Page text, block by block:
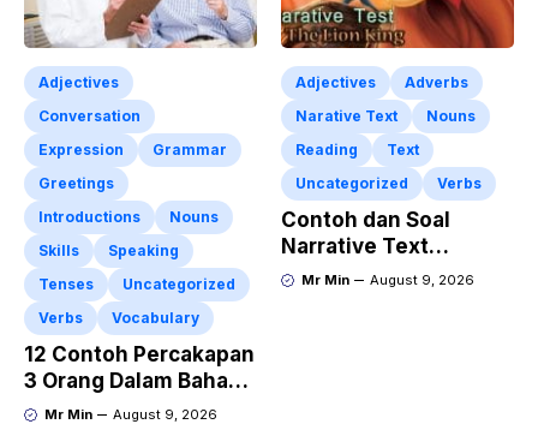
Adjectives
Conversation
Expression
Grammar
Greetings
Introductions
Nouns
Skills
Speaking
Tenses
Uncategorized
Verbs
Vocabulary
12 Contoh Percakapan
3 Orang Dalam Bahasa
Inggris di Rumah Sakit
Mr Min August 9, 2026
Adjectives
Adverbs
Narative Text
Nouns
Reading
Text
Uncategorized
Verbs
Contoh dan Soal
Narrative Text
Lengkap Dengan
Mr Min August 9, 2026